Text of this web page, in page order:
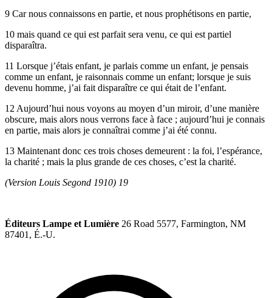
9 Car nous connaissons en partie, et nous prophétisons en partie,
10 mais quand ce qui est parfait sera venu, ce qui est partiel
disparaîtra.
11 Lorsque j’étais enfant, je parlais comme un enfant, je pensais
comme un enfant, je raisonnais comme un enfant; lorsque je suis
devenu homme, j’ai fait disparaître ce qui était de l’enfant.
12 Aujourd’hui nous voyons au moyen d’un miroir, d’une manière
obscure, mais alors nous verrons face à face ; aujourd’hui je connais
en partie, mais alors je connaîtrai comme j’ai été connu.
13 Maintenant donc ces trois choses demeurent : la foi, l’espérance,
la charité ; mais la plus grande de ces choses, c’est la charité.
(Version Louis Segond 1910) 19
Éditeurs Lampe et Lumière 26 Road 5577, Farmington, NM
87401, É.-U.